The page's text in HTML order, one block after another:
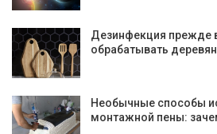
Дезинфекция прежде
обрабатывать
Необычные способы
монтажной пены: